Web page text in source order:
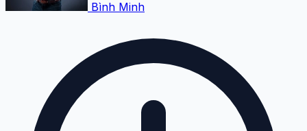
Bình Minh